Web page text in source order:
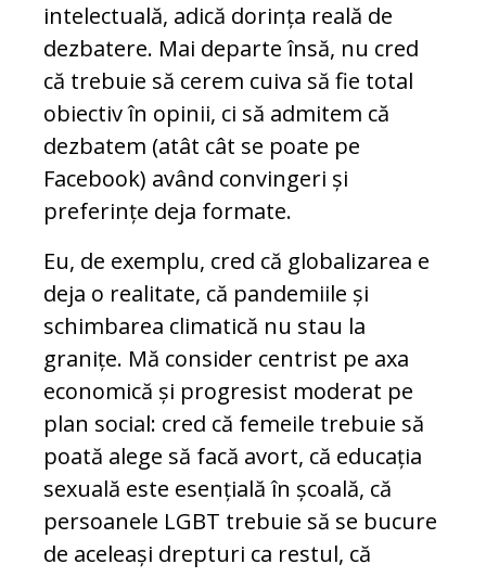
intelectuală, adică dorința reală de
dezbatere. Mai departe însă, nu cred
că trebuie să cerem cuiva să fie total
obiectiv în opinii, ci să admitem că
dezbatem (atât cât se poate pe
Facebook) având convingeri și
preferințe deja formate.
Eu, de exemplu, cred că globalizarea e
deja o realitate, că pandemiile și
schimbarea climatică nu stau la
granițe. Mă consider centrist pe axa
economică și progresist moderat pe
plan social: cred că femeile trebuie să
poată alege să facă avort, că educația
sexuală este esențială în școală, că
persoanele LGBT trebuie să se bucure
de aceleași drepturi ca restul, că